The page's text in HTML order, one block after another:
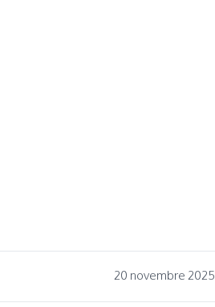
20 novembre 2025